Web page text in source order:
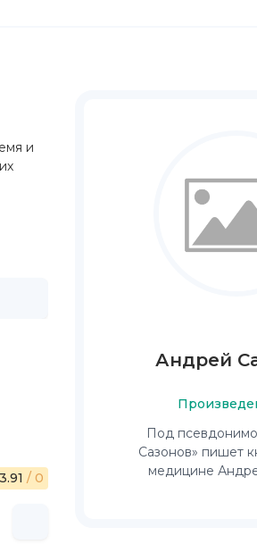
и
3.91 / 0
Андрей
Под
Сазонов» пишет
медицине